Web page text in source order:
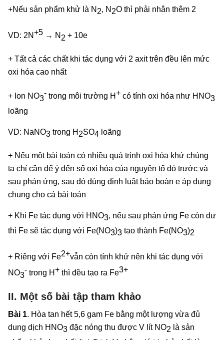
+Nếu sản phẩm khử là N 2, N 2O thì phải nhân thêm 2
VD: 2N+5 → N 2 + 10e
+ Tất cả các chất khi tác dụng với 2 axit trên đều lên mức
oxi hóa cao nhất
+ Ion NO3
- trong môi trường H+ có tính oxi hóa như HNO3
loãng
VD: NaNO3 trong H2SO4 loãng
+ Nếu một bài toán có nhiều quá trình oxi hóa khử chúng
ta chỉ cần để ý đến số oxi hóa của nguyên tố đó trước và
sau phản ứng, sau đó dùng định luật bảo boàn e áp dụng
chung cho cả bài toán
+ Khi Fe tác dụng với HNO3, nếu sau phản ứng Fe còn dư
thì Fe sẽ tác dụng với Fe(NO3)3 tạo thành Fe(NO3)2
+ Riêng với Fe2+vẫn còn tính khử nên khi tác dụng với
NO3
- trong H+ thì đều tạo ra Fe3+
II. Một số bài tập tham khảo
Bài 1. Hòa tan hết 5,6 gam Fe bằng một lượng vừa đủ
dung dịch HNO3 đặc nóng thu được V lít NO2 là sản